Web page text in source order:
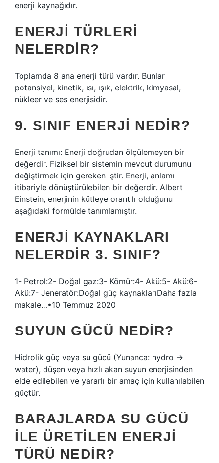
enerji kaynağıdır.
ENERJI TÜRLERI
NELERDIR?
Toplamda 8 ana enerji türü vardır. Bunlar
potansiyel, kinetik, ısı, ışık, elektrik, kimyasal,
nükleer ve ses enerjisidir.
9. SINIF ENERJI NEDIR?
Enerji tanımı: Enerji doğrudan ölçülemeyen bir
değerdir. Fiziksel bir sistemin mevcut durumunu
değiştirmek için gereken iştir. Enerji, anlamı
itibariyle dönüştürülebilen bir değerdir. Albert
Einstein, enerjinin kütleye orantılı olduğunu
aşağıdaki formülde tanımlamıştır.
ENERJI KAYNAKLARI
NELERDIR 3. SINIF?
1- Petrol:2- Doğal gaz:3- Kömür:4- Akü:5- Akü:6-
Akü:7- Jeneratör:Doğal güç kaynaklarıDaha fazla
makale…•10 Temmuz 2020
SUYUN GÜCÜ NEDIR?
Hidrolik güç veya su gücü (Yunanca: hydro →
water), düşen veya hızlı akan suyun enerjisinden
elde edilebilen ve yararlı bir amaç için kullanılabilen
güçtür.
BARAJLARDA SU GÜCÜ
ILE ÜRETILEN ENERJI
TÜRÜ NEDIR?